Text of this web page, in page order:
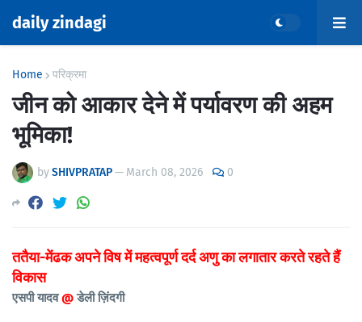
daily zindagi
Home परिक्रमा
जीन को आकार देने में पर्यावरण की अहम
भूमिका!
bySHIVPRATAP— March 08, 2026 0
ततैया-मेंढक अपने विष में महत्वपूर्ण दर्द अणु का लगातार करते रहते हैं
विकास
एसपी यादव@ डेली ज़िंदगी